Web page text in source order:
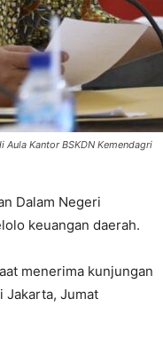
Kantor BSKDN Kemendagri
Dalam Negeri
keuangan daerah.
menerima kunjungan
Jakarta, Jumat